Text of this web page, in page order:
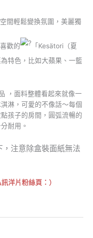
間輕鬆變換氛圍，美麗獨
歡的
「Kesätori（夏
特色，比如大蘋果、一籃
，面料整體看起來就像一
淋，可愛的不像話～每個
孩子的房間，圓弧流暢的
耐用。
注意除盒裝面紙無法
洋片粉絲頁：）